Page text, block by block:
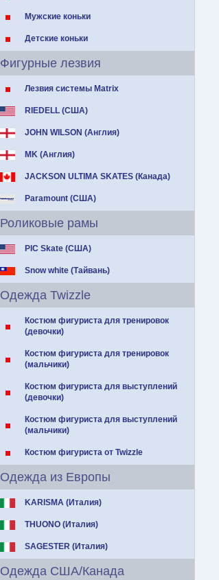
Мужские коньки
Детские коньки
Фигурные лезвия
Лезвия системы Matrix
RIEDELL (США)
JOHN WILSON (Англия)
MK (Англия)
JACKSON ULTIMA SKATES (Канада)
Paramount (США)
Роликовые рамы
PIC Skate (США)
Snow white (Тайвань)
Одежда Twizzle
Костюм фигуриста для тренировок
(девочки)
Костюм фигуриста для тренировок
(мальчики)
Костюм фигуриста для выступлений
(девочки)
Костюм фигуриста для выступлений
(мальчики)
Костюм фигуриста от Twizzle
Одежда из Европы
KARISMA (Италия)
THUONO (Италия)
SAGESTER (Италия)
Одежда США/Канада